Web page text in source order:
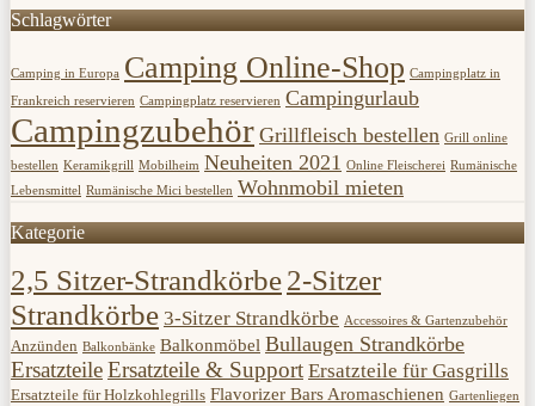
Schlagwörter
Camping in Europa Camping Online-Shop Campingplatz in
Frankreich reservieren Campingplatz reservieren Campingurlaub
Campingzubehör Grillfleisch bestellen Grill online
bestellen Keramikgrill Mobilheim Neuheiten 2021 Online Fleischerei Rumänische
Lebensmittel Rumänische Mici bestellen Wohnmobil mieten
Kategorie
2,5 Sitzer-Strandkörbe2-Sitzer
Strandkörbe 3-Sitzer Strandkörbe Accessoires & Gartenzubehör
Anzünden Balkonbänke Balkonmöbel Bullaugen Strandkörbe
ErsatzteileErsatzteile & Support Ersatzteile für Gasgrills
Ersatzteile für Holzkohlegrills Flavorizer Bars Aromaschienen Gartenliegen